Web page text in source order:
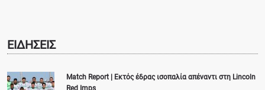
ΕΙΔΗΣΕΙΣ
Match Report | Εκτός έδρας ισοπαλία απέναντι στη Lincoln
Red Imps